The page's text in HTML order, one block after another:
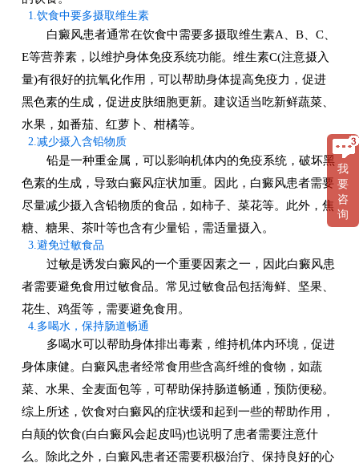
1.饮食中要多摄取维生素
白癜风患者通常在饮食中需要多摄取维生素A、B、C、
E等营养素，以维护身体免疫系统功能。维生素C(注意摄入
量)有很好的抗氧化作用，可以帮助身体提高免疫力，促进
黑色素的生成，促进皮肤细胞更新。建议适当吃新鲜蔬菜、
水果，如番茄、红萝卜、柑橘等。
2.减少摄入含铅物质
铅是一种重金属，可以影响机体内的免疫系统，破坏黑
色素的生成，导致白癜风症状加重。因此，白癜风患者需要
尽量减少摄入含铅物质的食品，如柿子、菜花等。此外，焦
糖、糖果、茶叶等也含有少量铅，需适量摄入。
3.避免过敏食品
过敏是诱发白癜风的一个重要因素之一，因此白癜风患
者需要避免食用过敏食品。常见过敏食品包括海鲜、坚果、
花生、鸡蛋等，需要避免食用。
4.多喝水，保持肠道畅通
多喝水可以帮助身体排出毒素，维持机体内环境，促进
身体康健。白癜风患者经常食用些含高纤维的食物，如蔬
菜、水果、全麦面包等，可帮助保持肠道畅通，预防便秘。
综上所述，饮食对白癜风的症状缓和起到一些的帮助作用，
白颠的饮食(白白癜风会起皮吗)也说明了患者需要注意什
么。除此之外，白癜风患者还需要积极治疗、保持良好的心
我
要
咨
询